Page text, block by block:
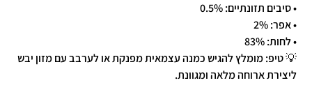
• סיבים תזונתיים: 0.5%
• אפר: 2%
• לחות: 83%
💡 טיפ: מומלץ להגיש כמנה עצמאית מפנקת או לערבב עם מזון יבש
ליצירת ארוחה מלאה ומגוונת.